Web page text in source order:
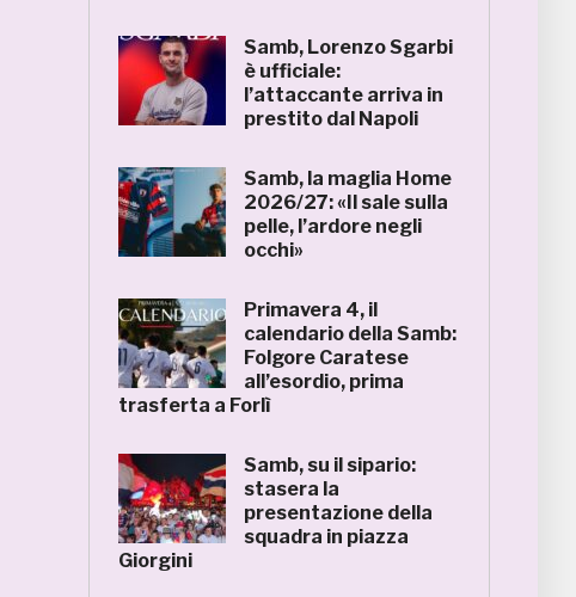
Samb, Lorenzo Sgarbi
è ufficiale:
l’attaccante arriva in
prestito dal Napoli
Samb, la maglia Home
2026/27: «Il sale sulla
pelle, l’ardore negli
occhi»
Primavera 4, il
calendario della Samb:
Folgore Caratese
all’esordio, prima
trasferta a Forlì
Samb, su il sipario:
stasera la
presentazione della
squadra in piazza
Giorgini